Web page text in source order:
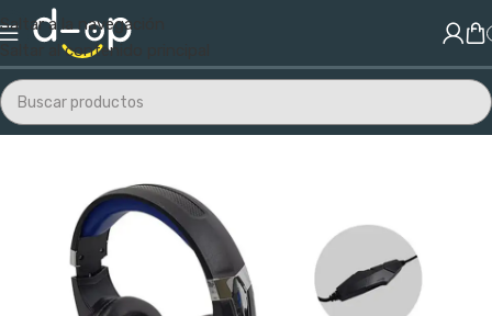
Saltar a la navegación
Saltar al contenido principal
Inicio/Audio y Video/Audio/Auriculares